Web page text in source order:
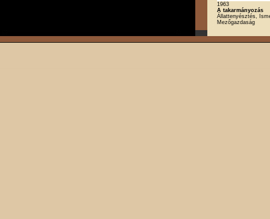
1963
A takarmányozás
Állattenyésztés,
Mezőgazdaság